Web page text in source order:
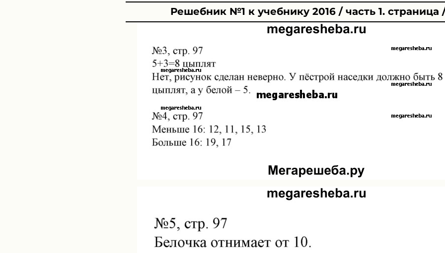
Решебник №1 к учебнику 2016 / часть 1. страница